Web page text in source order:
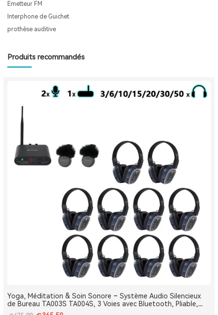
Emetteur FM
Interphone de Guichet
prothèse auditive
Produits recommandés
Yoga, Méditation & Soin Sonore – Système Audio Silencieux
de Bureau TA003S TA004S, 3 Voies avec Bluetooth, Pliable,
Type-C, Bass Boost